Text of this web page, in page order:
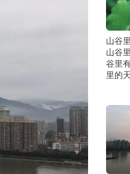
山谷
山谷
谷里
里的